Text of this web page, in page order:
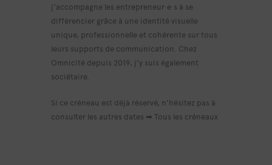
j’accompagne les entrepreneur·e·s à se
différencier grâce à une identité visuelle
unique, professionnelle et cohérente sur tous
leurs supports de communication. Chez
Omnicité depuis 2019, j’y suis également
sociétaire.
Si ce créneau est déjà réservé, n’hésitez pas à
consulter les autres dates ➡ Tous les créneaux